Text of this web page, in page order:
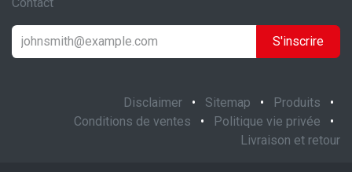
S'inscrire
Disclaimer • Sitemap • Produits
•
Conditions de ventes
• Politique vie privée
•
Livraison et retour